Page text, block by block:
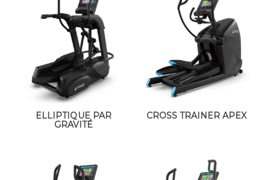
ELLIPTIQUE PAR
GRAVITÉ
CROSS TRAINER APEX